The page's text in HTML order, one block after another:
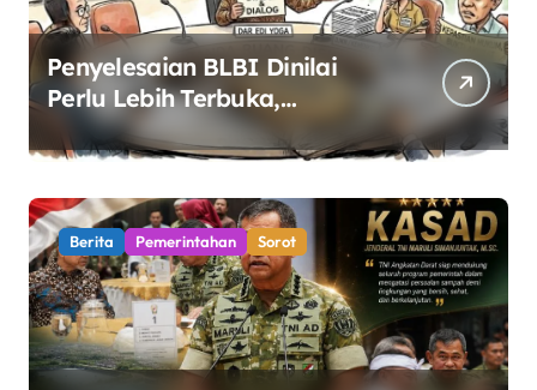
Penyelesaian BLBI Dinilai
Perlu Lebih Terbuka,
Pemerintah Diminta Buka
Ruang Dialog
Berita Pemerintahan Sorot